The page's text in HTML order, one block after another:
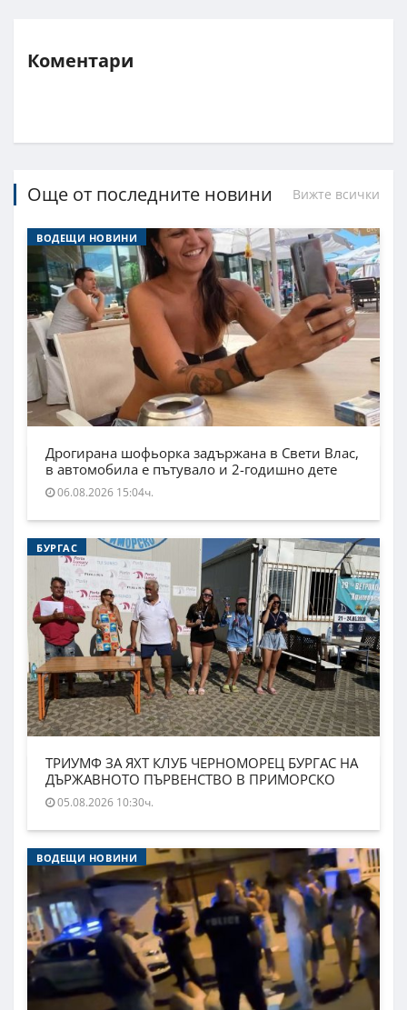
Коментари
Още от последните новини Вижте всички
ВОДЕЩИ НОВИНИ
Дрогирана шофьорка задържана в Свети Влас,
в автомобила е пътувало и 2-годишно дете
06.08.2026 15:04ч.
БУРГАС
ТРИУМФ ЗА ЯХТ КЛУБ ЧЕРНОМОРЕЦ БУРГАС НА
ДЪРЖАВНОТО ПЪРВЕНСТВО В ПРИМОРСКО
05.08.2026 10:30ч.
ВОДЕЩИ НОВИНИ